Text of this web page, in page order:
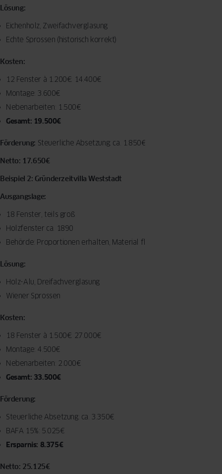
Lösung:
Eichenholz, Zweifachverglasung
Echte Sprossen (historisch korrekt)
Kosten:
12 Fenster à 1.200€: 14.400€
Montage: 3.600€
Nebenarbeiten: 1.500€
Gesamt: 19.500€
Förderung: Steuerliche Absetzung: ca. 1.850€
Netto: 17.650€
Beispiel 2: Gründerzeitvilla Weststadt
Ausgangslage:
18 Fenster, teils groß
Holzfenster ca. 1890
Behörde: Proportionen erhalten, Material flexibel
Lösung:
Holz-Alu, Dreifachverglasung
Wiener Sprossen
Kosten:
18 Fenster à 1.500€: 27.000€
Montage: 4.500€
Nebenarbeiten: 2.000€
Gesamt: 33.500€
Förderung:
Steuerliche Absetzung: ca. 3.350€
BAFA 15%: 5.025€
Ersparnis: 8.375€
Netto: 25.125€